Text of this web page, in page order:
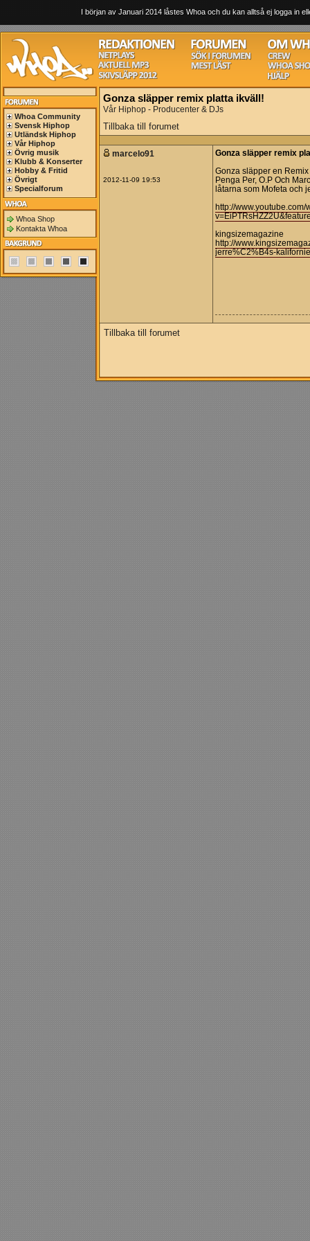
I början av Januari 2014 låstes Whoa och du kan alltså ej logga in
Whoa Community
Svensk Hiphop
Utländsk Hiphop
Vår Hiphop
Övrig musik
Klubb & Konserter
Hobby & Fritid
Övrigt
Specialforum
Whoa Shop
Kontakta Whoa
Gonza släpper remix platta ikväll!
Vår Hiphop - Producenter & DJs
Tillbaka till forumet
marcelo91
2012-11-09 19:53
Gonza släpper remix
Gonza släpper en Remix
Penga Per, O.P Och
låtarna som Mofeta och
http://www.youtube.com/
kingsizemagazine
http://
jerre%C2%B4s-
Tillbaka till forumet